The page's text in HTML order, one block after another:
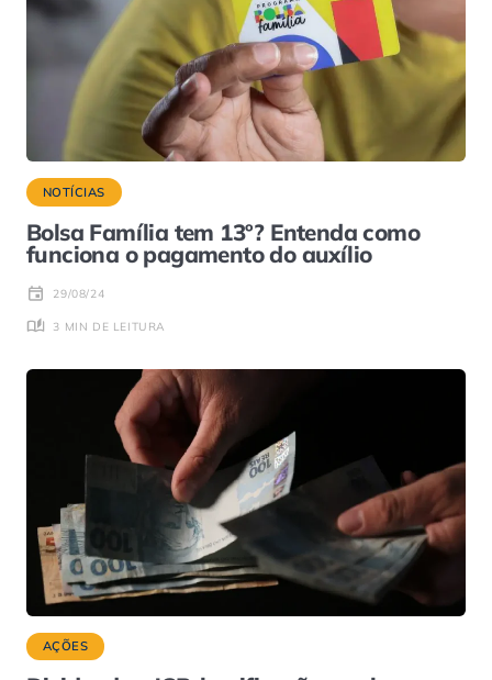
NOTÍCIAS
Bolsa Família tem 13º? Entenda como
funciona o pagamento do auxílio
29/08/24
3 MIN DE LEITURA
AÇÕES